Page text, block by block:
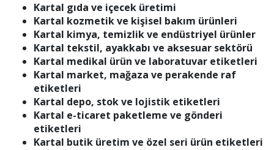
Kartal gıda ve içecek üretimi
Kartal kozmetik ve kişisel bakım ürünleri
Kartal kimya, temizlik ve endüstriyel ürünler
Kartal tekstil, ayakkabı ve aksesuar sektörü
Kartal medikal ürün ve laboratuvar etiketleri
Kartal market, mağaza ve perakende raf
etiketleri
Kartal depo, stok ve lojistik etiketleri
Kartal e-ticaret paketleme ve gönderi
etiketleri
Kartal butik üretim ve özel seri ürün etiketleri